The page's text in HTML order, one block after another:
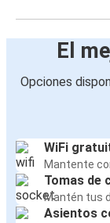
El
Opciones
WiFi
Mantente
Tomas de
Mantén tus
Asientos